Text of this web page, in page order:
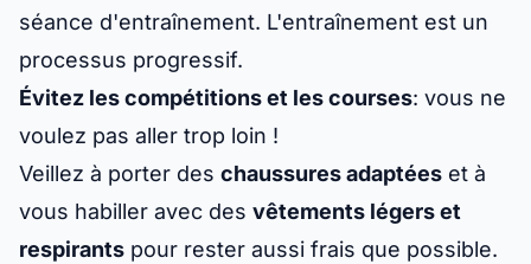
séance d'entraînement. L'entraînement est un
processus progressif.
Évitez les compétitions et les courses: vous ne
voulez pas aller trop loin !
Veillez à porter des chaussures adaptées et à
vous habiller avec des vêtements légers et
respirants pour rester aussi frais que possible.